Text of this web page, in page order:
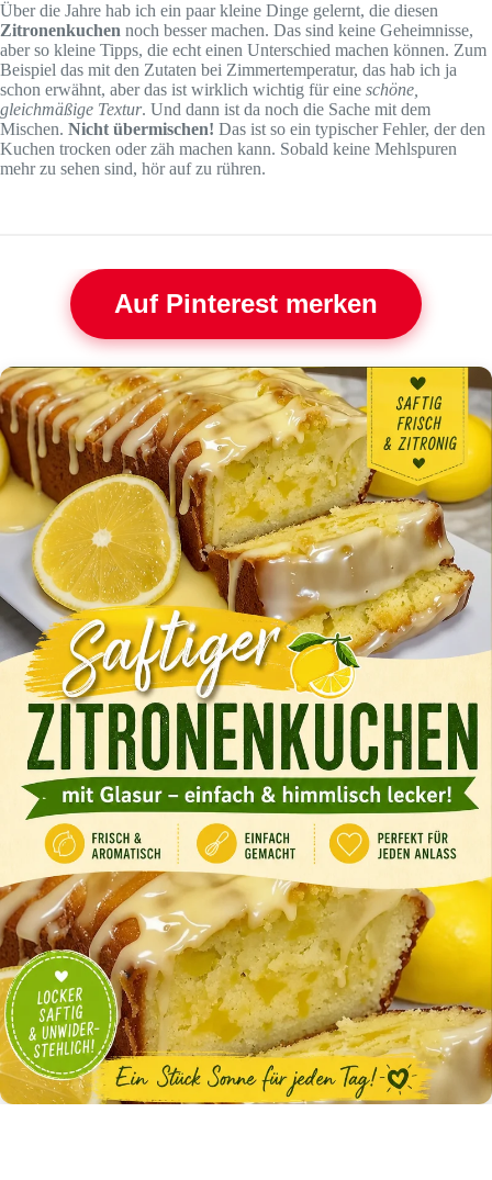
Über die Jahre hab ich ein paar kleine Dinge gelernt, die diesen
Zitronenkuchen noch besser machen. Das sind keine Geheimnisse,
aber so kleine Tipps, die echt einen Unterschied machen können. Zum
Beispiel das mit den Zutaten bei Zimmertemperatur, das hab ich ja
schon erwähnt, aber das ist wirklich wichtig für eine schöne,
gleichmäßige Textur. Und dann ist da noch die Sache mit dem
Mischen. Nicht übermischen! Das ist so ein typischer Fehler, der den
Kuchen trocken oder zäh machen kann. Sobald keine Mehlspuren
mehr zu sehen sind, hör auf zu rühren.
Auf Pinterest merken